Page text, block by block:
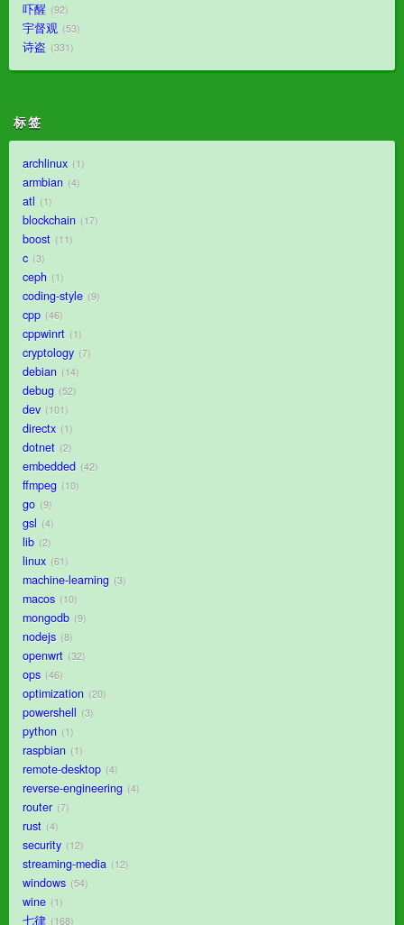
吓醒 92
宇督观 53
诗盗 331
标签
archlinux 1
armbian 4
atl 1
blockchain 17
boost 11
c 3
ceph 1
coding-style 9
cpp 46
cppwinrt 1
cryptology 7
debian 14
debug 52
dev 101
directx 1
dotnet 2
embedded 42
ffmpeg 10
go 9
gsl 4
lib 2
linux 61
machine-learning 3
macos 10
mongodb 9
nodejs 8
openwrt 32
ops 46
optimization 20
powershell 3
python 1
raspbian 1
remote-desktop 4
reverse-engineering 4
router 7
rust 4
security 12
streaming-media 12
windows 54
wine 1
七律 168